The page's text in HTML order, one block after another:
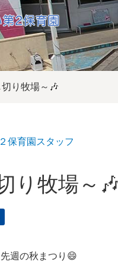
り牧場～🎶
保育園スタッフ
り牧場～
週の秋まつり😄